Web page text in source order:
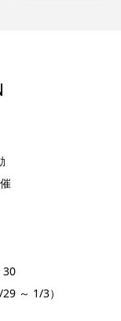
～ 1/3）